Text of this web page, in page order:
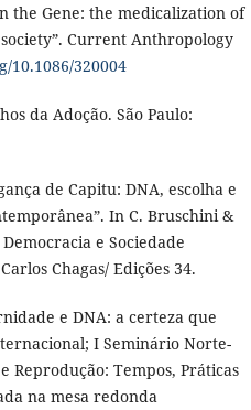
the Gene: the medicalization of
Current Anthropology
10.1086/320004
da Adoção. São Paulo:
de Capitu: DNA, escolha e
In C. Bruschini &
e Sociedade
Chagas/ Edições 34.
e DNA: a certeza que
I Seminário Norte-
Reprodução: Tempos, Práticas
na mesa redonda